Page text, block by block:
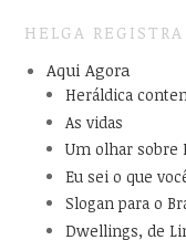
HELGA REGISTRA
Aqui Agora
Heráldica
As vidas
Um olhar sobre
Eu sei o que
Slogan para o
Dwellings, de